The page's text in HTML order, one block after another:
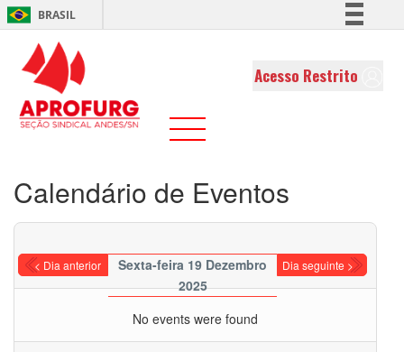
BRASIL
Comunica BR
Acesso Restrito
Calendário de Eventos
< Dia anterior
Sexta-feira 19 Dezembro
2025
Dia seguinte >
No events were found